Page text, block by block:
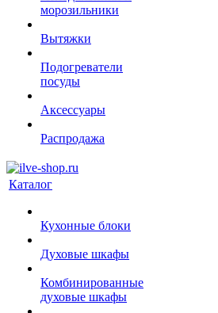
морозильники
Вытяжки
Подогреватели
посуды
Аксессуары
Распродажа
Каталог
Кухонные блоки
Духовые шкафы
Комбинированные
духовые шкафы